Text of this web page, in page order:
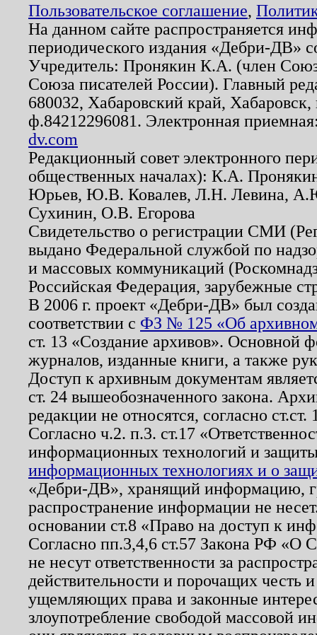
Пользовательское соглашение,
На данном сайте распространяется
периодического издания «Дебри-ДВ»
Учредитель: Пронякин К.А. (член
Союза писателей России). Главный
680032, Хабаровский край,
ф.84212296081. Электронная
dv.com
Редакционный совет электронного
общественных началах): К.А.
Юрьев, Ю.В. Ковалев, Л.Н. Левина,
Сухинин, О.В. Егорова
Свидетельство о регистрации СМИ
выдано Федеральной службой по
и массовых коммуникаций
Российская Федерация, зарубежные
В 2006 г. проект «Дебри-ДВ» был
соответствии с ФЗ № 125 «Об
ст. 13 «Создание архивов». Основной
журналов, изданные книги, а также
Доступ к архивным документам
ст. 24 вышеобозначенного закона.
редакции не относятся, согласно
Согласно ч.2. п.3. ст.17
информационных технологий и
информационных технологиях и о
«Дебри-ДВ», хранящий информацию,
распространение информации не
основании ст.8 «Право на доступ к
Согласно пп.3,4,6 ст.57 Закона РФ «О
не несут ответственности за
действительности и порочащих честь
ущемляющих права и законные
злоупотребление свободой массовой